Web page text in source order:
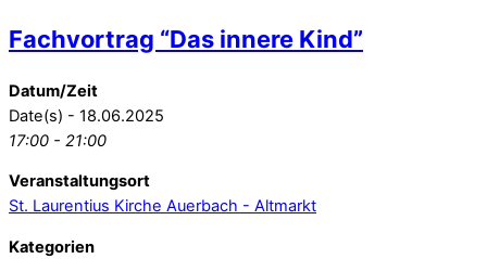
Fachvortrag “Das innere Kind”
Datum/Zeit
Date(s) - 18.06.2025
17:00 - 21:00
Veranstaltungsort
St. Laurentius Kirche Auerbach - Altmarkt
Kategorien